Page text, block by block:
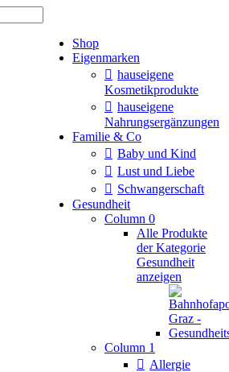
Shop
Eigenmarken
hauseigene
Kosmetikprodukte
hauseigene
Nahrungsergänzungen
Familie & Co
Baby und Kind
Lust und Liebe
Schwangerschaft
Gesundheit
Column 0
Alle Produkte
der Kategorie
Gesundheit
anzeigen
Column 1
Allergie